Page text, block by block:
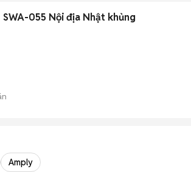
055 Nội địa Nhật khủng
Amply